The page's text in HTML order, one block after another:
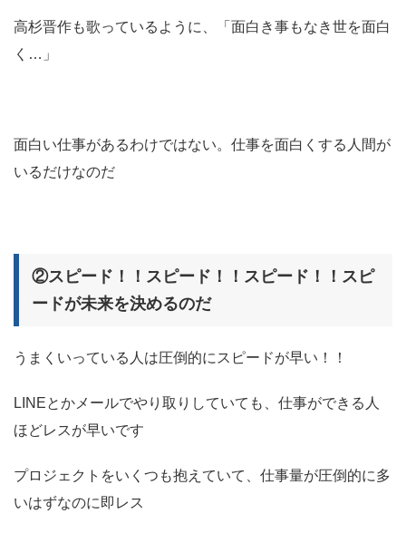
高杉晋作も歌っているように、「面白き事もなき世を面白
く…」
面白い仕事があるわけではない。仕事を面白くする人間が
いるだけなのだ
②スピード！！スピード！！スピード！！スピ
ードが未来を決めるのだ
うまくいっている人は圧倒的にスピードが早い！！
LINEとかメールでやり取りしていても、仕事ができる人
ほどレスが早いです
プロジェクトをいくつも抱えていて、仕事量が圧倒的に多
いはずなのに即レス